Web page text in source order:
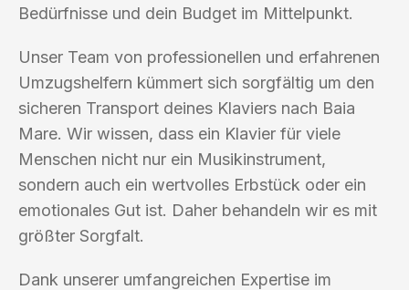
Bedürfnisse und dein Budget im Mittelpunkt.
Unser Team von professionellen und erfahrenen
Umzugshelfern kümmert sich sorgfältig um den
sicheren Transport deines Klaviers nach Baia
Mare. Wir wissen, dass ein Klavier für viele
Menschen nicht nur ein Musikinstrument,
sondern auch ein wertvolles Erbstück oder ein
emotionales Gut ist. Daher behandeln wir es mit
größter Sorgfalt.
Dank unserer umfangreichen Expertise im